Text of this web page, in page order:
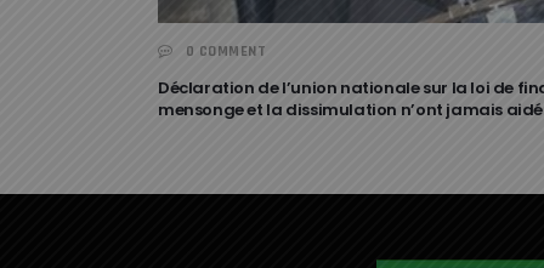
0 COMMENT
Déclaration de l’union nationale sur la loi de
mensonge et la dissimulation n’ont jamais